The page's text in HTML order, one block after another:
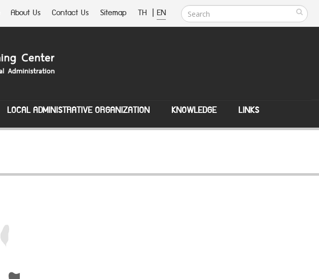
About Us Contact Us Sitemap TH | EN
LOCAL ADMINISTRATIVE ORGANIZATION KNOWLEDGE LINKS